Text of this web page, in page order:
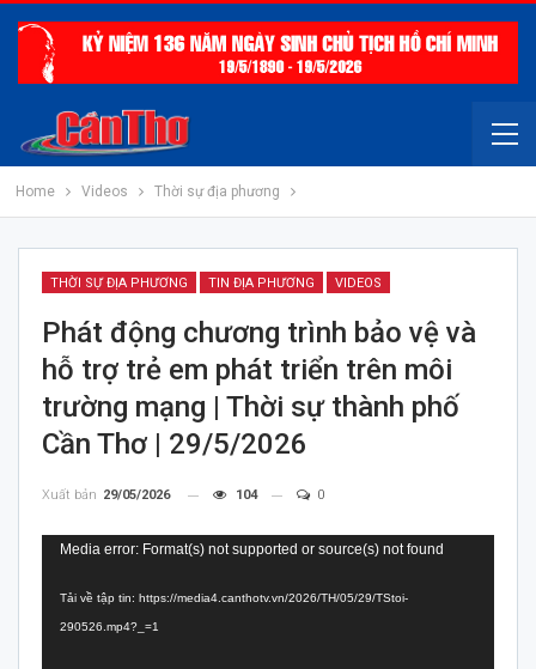
Home Videos Thời sự địa phương
THỜI SỰ ĐỊA PHƯƠNG TIN ĐỊA PHƯƠNG VIDEOS
Phát động chương trình bảo vệ và
hỗ trợ trẻ em phát triển trên môi
trường mạng | Thời sự thành phố
Cần Thơ | 29/5/2026
Xuất bản 29/05/2026 104 0
Trình
Video
Media error: Format(s) not supported or source(s) not found
Tải về tập tin: https://media4.canthotv.vn/2026/TH/05/29/TStoi-
290526.mp4?_=1